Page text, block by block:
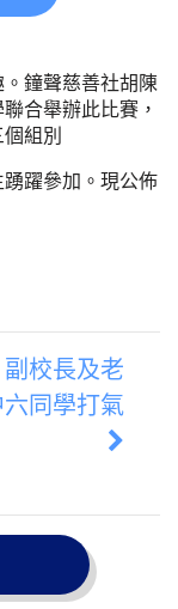
鐘聲慈善社胡陳
合舉辦此比賽，
個組別
躍參加。現公佈
校長及老
同學打氣